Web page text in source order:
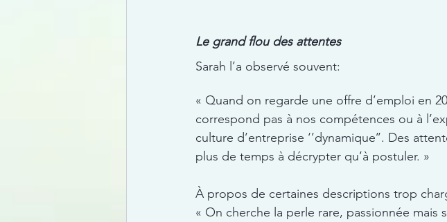
Le grand flou des attentes
Sarah l’a observé souvent:
« Quand on regarde une offre d’emploi en
correspond pas à nos compétences ou à
culture d’entreprise ‘’dynamique’’. Des
plus de temps à décrypter qu’à postuler. »
À propos de certaines descriptions trop
« On cherche la perle rare, passionnée